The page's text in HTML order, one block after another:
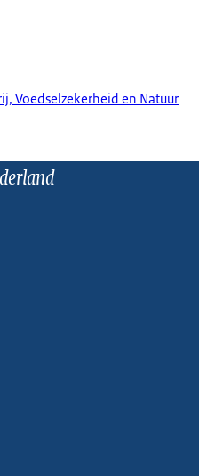
Voedselzekerheid en Natuur